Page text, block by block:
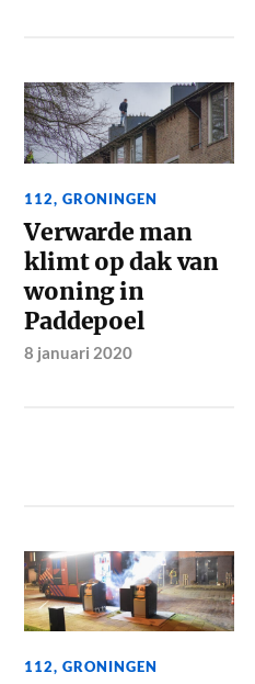
112,GRONINGEN
Verwarde man
klimt op dak van
woning in
Paddepoel
8 januari 2020
112,GRONINGEN